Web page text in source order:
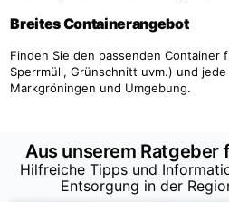
Breites Containerangebot
Finden Sie den passenden Container
Sperrmüll, Grünschnitt uvm.) und
Markgröningen und Umgebung.
Aus unserem Ratgeber
Hilfreiche Tipps und
Entsorgung in der